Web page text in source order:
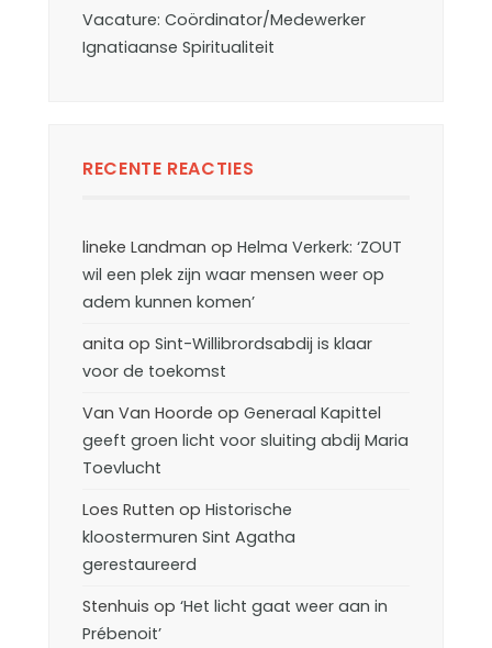
Vacature: Coördinator/Medewerker
Ignatiaanse Spiritualiteit
RECENTE REACTIES
lineke Landman op Helma Verkerk: ‘ZOUT
wil een plek zijn waar mensen weer op
adem kunnen komen’
anita op Sint-Willibrordsabdij is klaar
voor de toekomst
Van Van Hoorde op Generaal Kapittel
geeft groen licht voor sluiting abdij Maria
Toevlucht
Loes Rutten op Historische
kloostermuren Sint Agatha
gerestaureerd
Stenhuis op ‘Het licht gaat weer aan in
Prébenoit’